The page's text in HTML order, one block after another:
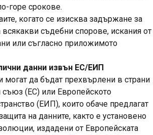
горе срокове.
когато се изисква задържане за
съдебни спорове, искания от
или съгласно приложимото
данни извън ЕС/ЕИП
могат да бъдат прехвърлени в страни
(ЕС) или Европейското
(ЕИП), които обаче предлагат
на данните, както е установено
издадени от Европейската